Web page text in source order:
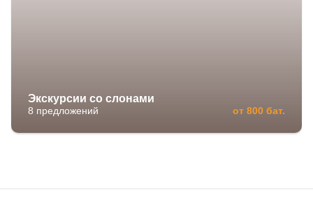
Экскурсии со слонами
8 предложений от 800 бат.